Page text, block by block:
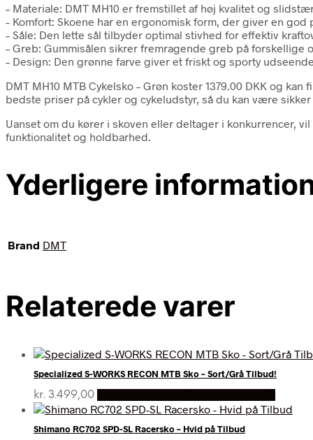
– Materiale: DMT MH10 er fremstillet af høj kvalitet og
– Komfort: Skoene har en ergonomisk form, der giver en
– Såle: Den lette sål tilbyder optimal stivhed for effektiv
– Greb: Gummisålen sikrer fremragende greb på
– Design: Den grønne farve giver et friskt og sporty
DMT MH10 MTB Cykelsko – Grøn koster 1379.00 DKK og
bedste priser på cykler og cykeludstyr, så du kan være
Uanset om du kører i skoven eller deltager i konkurrencer,
funktionalitet og holdbarhed.
Yderligere
Brand DMT
Relaterede varer
Specialized S-WORKS RECON MTB Sko – Sort/Grå Tilbud!
kr. 3.499,00
Shimano RC702 SPD-SL Racersko – Hvid på Tilbud